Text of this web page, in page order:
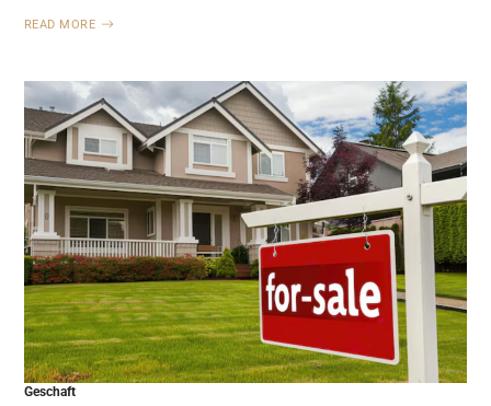
READ MORE
Geschaft